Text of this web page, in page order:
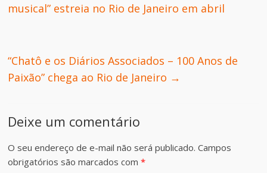
musical” estreia no Rio de Janeiro em abril
“Chatô e os Diários Associados – 100 Anos de
Paixão” chega ao Rio de Janeiro →
Deixe um comentário
O seu endereço de e-mail não será publicado. Campos
obrigatórios são marcados com*